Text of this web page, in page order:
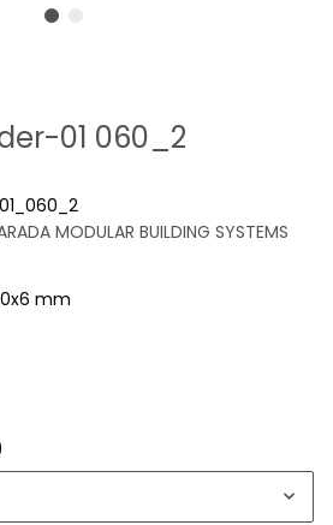
01 060_2
MODULAR BUILDING SYSTEMS
mm